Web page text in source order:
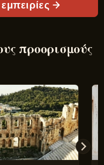
προορισμούς